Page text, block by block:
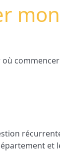
commencer
et